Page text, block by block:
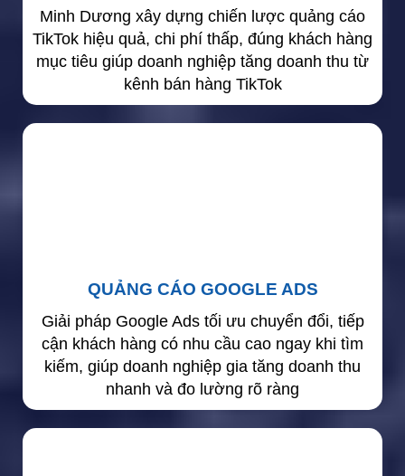
Minh Dương xây dựng chiến lược quảng cáo
TikTok hiệu quả, chi phí thấp, đúng khách hàng
mục tiêu giúp doanh nghiệp tăng doanh thu từ
kênh bán hàng TikTok
QUẢNG CÁO GOOGLE ADS
Giải pháp Google Ads tối ưu chuyển đổi, tiếp
cận khách hàng có nhu cầu cao ngay khi tìm
kiếm, giúp doanh nghiệp gia tăng doanh thu
nhanh và đo lường rõ ràng